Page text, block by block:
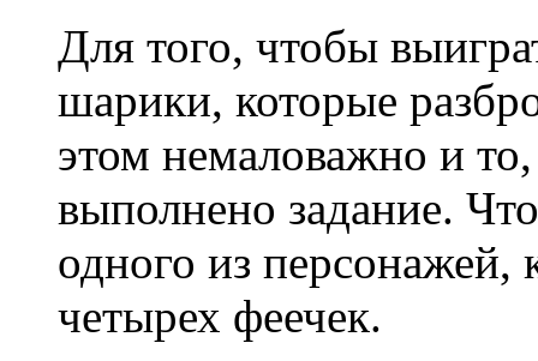
Для того, чтобы
шарики, которые
этом немаловажно и то,
выполнено задание.
одного из персонажей,
четырех феечек.